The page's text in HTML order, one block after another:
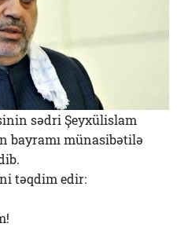
sədri Şeyxülislam
bayramı münasibətilə
təqdim edir: